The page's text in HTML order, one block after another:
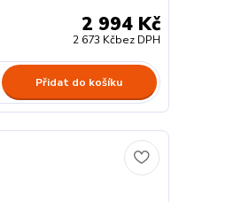
2 994 Kč
2 673 Kčbez DPH
Přidat do košíku